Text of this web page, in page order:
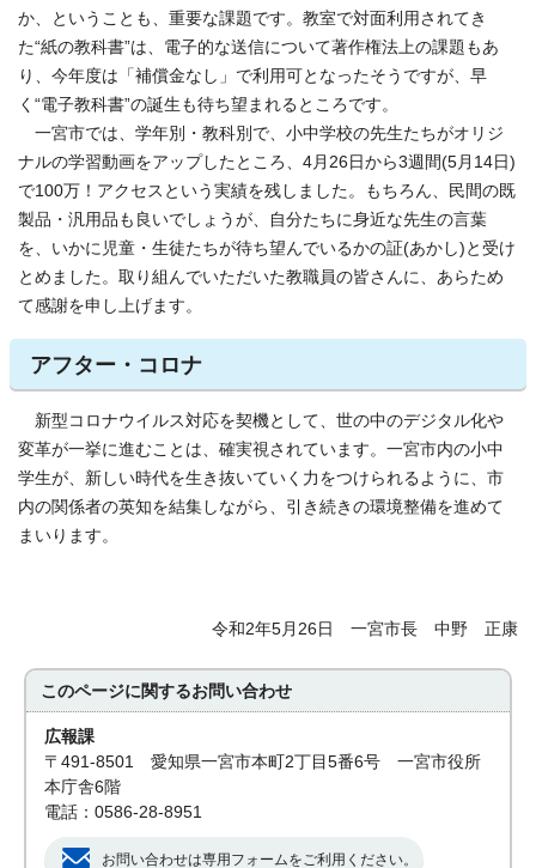
か、ということも、重要な課題です。教室で対面利用されてき
た“紙の教科書”は、電子的な送信について著作権法上の課題もあ
り、今年度は「補償金なし」で利用可となったそうですが、早
く“電子教科書”の誕生も待ち望まれるところです。
一宮市では、学年別・教科別で、小中学校の先生たちがオリジ
ナルの学習動画をアップしたところ、4月26日から3週間(5月14日)
で100万！アクセスという実績を残しました。もちろん、民間の既
製品・汎用品も良いでしょうが、自分たちに身近な先生の言葉
を、いかに児童・生徒たちが待ち望んでいるかの証(あかし)と受け
とめました。取り組んでいただいた教職員の皆さんに、あらため
て感謝を申し上げます。
アフター・コロナ
新型コロナウイルス対応を契機として、世の中のデジタル化や
変革が一挙に進むことは、確実視されています。一宮市内の小中
学生が、新しい時代を生き抜いていく力をつけられるように、市
内の関係者の英知を結集しながら、引き続きの環境整備を進めて
まいります。
令和2年5月26日 一宮市長 中野 正康
このページに関するお問い合わせ
広報課
〒491-8501 愛知県一宮市本町2丁目5番6号 一宮市役所
本庁舎6階
電話：0586-28-8951
お問い合わせは専用フォームをご利用ください。